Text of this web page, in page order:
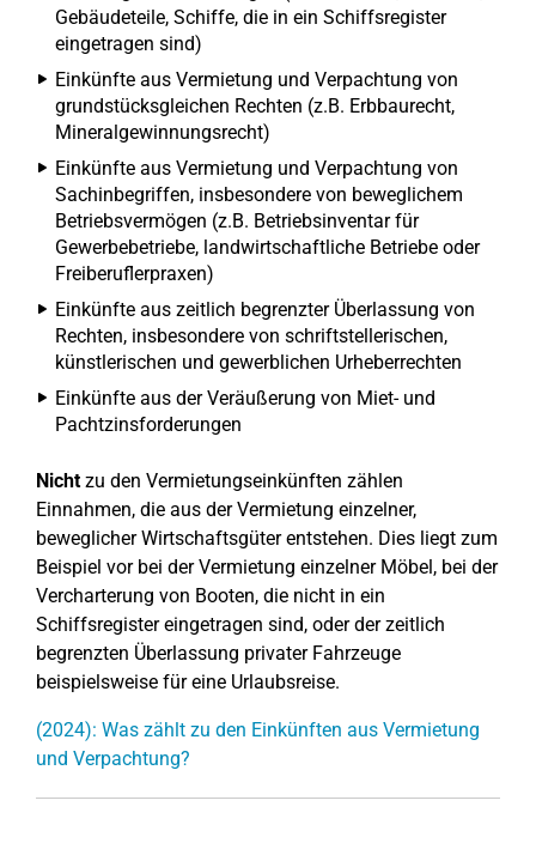
Gebäudeteile, Schiffe, die in ein Schiffsregister
eingetragen sind)
Einkünfte aus Vermietung und Verpachtung von
grundstücksgleichen Rechten (z.B. Erbbaurecht,
Mineralgewinnungsrecht)
Einkünfte aus Vermietung und Verpachtung von
Sachinbegriffen, insbesondere von beweglichem
Betriebsvermögen (z.B. Betriebsinventar für
Gewerbebetriebe, landwirtschaftliche Betriebe oder
Freiberuflerpraxen)
Einkünfte aus zeitlich begrenzter Überlassung von
Rechten, insbesondere von schriftstellerischen,
künstlerischen und gewerblichen Urheberrechten
Einkünfte aus der Veräußerung von Miet- und
Pachtzinsforderungen
Nichtzu den Vermietungseinkünften zählen
Einnahmen, die aus der Vermietung einzelner,
beweglicher Wirtschaftsgüter entstehen. Dies liegt zum
Beispiel vor bei der Vermietung einzelner Möbel, bei der
Vercharterung von Booten, die nicht in ein
Schiffsregister eingetragen sind, oder der zeitlich
begrenzten Überlassung privater Fahrzeuge
beispielsweise für eine Urlaubsreise.
(2024): Was zählt zu den Einkünften aus Vermietung
und Verpachtung?